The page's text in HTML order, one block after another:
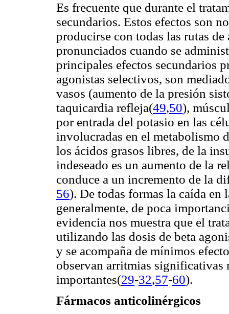
Es frecuente que durante el
secundarios. Estos efectos son
producirse con todas las rutas
pronunciados cuando se
principales efectos secundarios
agonistas selectivos, son
vasos (aumento de la presión
taquicardia refleja(49,50),
por entrada del potasio en las
involucradas en el metabolismo
los ácidos grasos libres, de la
indeseado es un aumento de la
conduce a un incremento de la
56). De todas formas la caída en
generalmente, de poca
evidencia nos muestra que el
utilizando las dosis de beta
y se acompaña de mínimos
observan arritmias significativas
importantes(29-32,57-60).
Fármacos anticolinérgicos